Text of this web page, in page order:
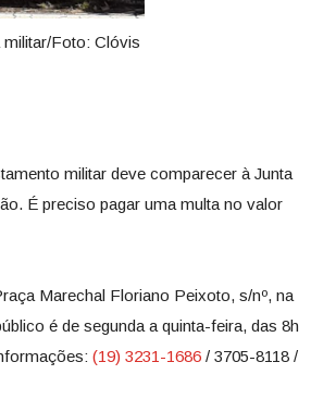
Foto: Clóvis
militar deve comparecer à Junta
É preciso pagar uma multa no valor
Marechal Floriano Peixoto, s/nº, na
é de segunda a quinta-feira, das 8h
(19) 3231-1686 / 3705-8118 /